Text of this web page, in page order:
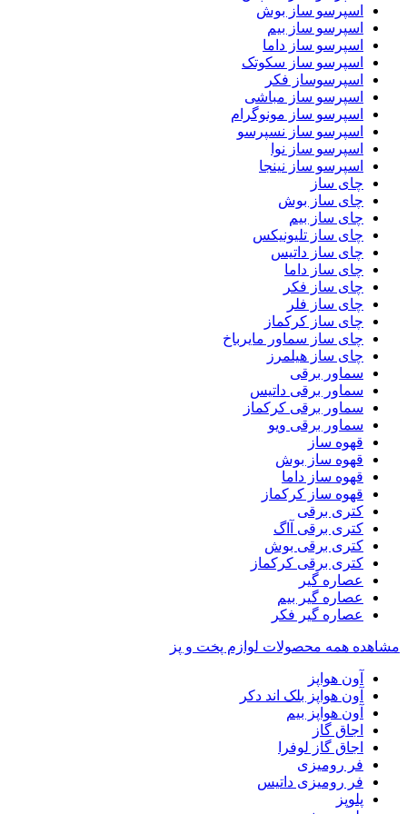
اسپرسو ساز بوش
اسپرسو ساز بیم
اسپرسو ساز داما
اسپرسو ساز سکوتک
اسپرسوساز فکر
اسپرسو ساز مباشی
اسپرسو ساز مونوگرام
اسپرسو ساز نسپرسو
اسپرسو ساز نوا
اسپرسو ساز نینجا
چای ساز
چای ساز بوش
چای ساز بیم
چای ساز تلیونیکس
چای ساز داتیس
چای ساز داما
چای ساز فکر
چای ساز فلر
چای ساز کرکماز
چای ساز سماور مایرباخ
چای ساز هیلمرز
سماور برقی
سماور برقی داتیس
سماور برقی کرکماز
سماور برقی ویو
قهوه ساز
قهوه ساز بوش
قهوه ساز داما
قهوه ساز کرکماز
کتری برقی
کتری برقی آاگ
کتری برقی بوش
کتری برقی کرکماز
عصاره گیر
عصاره گیر بیم
عصاره گیر فکر
مشاهده همه محصولات لوازم پخت و پز
آون هواپز
آون هواپز بلک اند دکر
آون هواپز بیم
اجاق گاز
اجاق گاز لوفرا
فر رومیزی
فر رومیزی داتیس
پلوپز